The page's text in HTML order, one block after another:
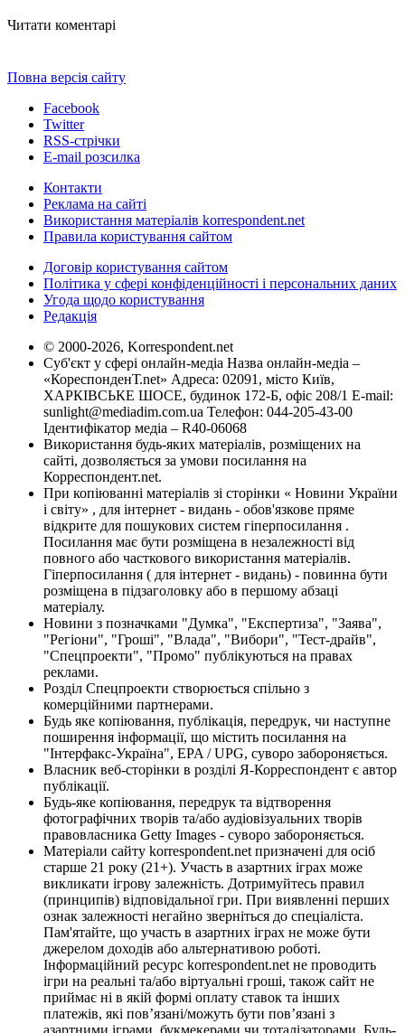
Читати коментарі
Повна версія сайту
Facebook
Twitter
RSS-стрічки
E-mail розсилка
Контакти
Реклама на сайті
Використання матеріалів korrespondent.net
Правила користування сайтом
Договір користування сайтом
Політика у сфері конфіденційності і персональних даних
Угода щодо користування
Редакція
© 2000-2026, Korrespondent.net
Суб'єкт у сфері онлайн-медіа Назва онлайн-медіа –
«КореспонденТ.net» Адреса: 02091, місто Київ,
ХАРКІВСЬКЕ ШОСЕ, будинок 172-Б, офіс 208/1 E-mail:
sunlight@mediadim.com.ua Телефон: 044-205-43-00
Ідентифікатор медіа – R40-06068
Використання будь-яких матеріалів, розміщених на
сайті, дозволяється за умови посилання на
Корреспондент.net.
При копіюванні матеріалів зі сторінки « Новини України
і світу» , для інтернет - видань - обов'язкове пряме
відкрите для пошукових систем гіперпосилання .
Посилання має бути розміщена в незалежності від
повного або часткового використання матеріалів.
Гіперпосилання ( для інтернет - видань) - повинна бути
розміщена в підзаголовку або в першому абзаці
матеріалу.
Новини з позначками "Думка", "Експертиза", "Заява",
"Регіони", "Гроші", "Влада", "Вибори", "Тест-драйв",
"Спецпроекти", "Промо" публікуються на правах
реклами.
Розділ Спецпроекти створюється спільно з
комерційними партнерами.
Будь яке копіювання, публікація, передрук, чи наступне
поширення інформації, що містить посилання на
"Інтерфакс-Україна", EPA / UPG, суворо забороняється.
Власник веб-сторінки в розділі Я-Корреспондент є автор
публікації.
Будь-яке копіювання, передрук та відтворення
фотографічних творів та/або аудіовізуальних творів
правовласника Getty Images - суворо забороняється.
Матеріали сайту korrespondent.net призначені для осіб
старше 21 року (21+). Участь в азартних іграх може
викликати ігрову залежність. Дотримуйтесь правил
(принципів) відповідальної гри. При виявленні перших
ознак залежності негайно зверніться до спеціаліста.
Пам'ятайте, що участь в азартних іграх не може бути
джерелом доходів або альтернативою роботі.
Інформаційний ресурс korrespondent.net не проводить
ігри на реальні та/або віртуальні гроші, також сайт не
приймає ні в якій формі оплату ставок та інших
платежів, які пов’язані/можуть бути пов’язані з
азартними іграми, букмекерами чи тоталізаторами. Будь-